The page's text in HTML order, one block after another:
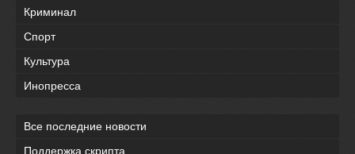
Криминал
Спорт
Культура
Инопресса
Все последние новости
Поддержка скрипта